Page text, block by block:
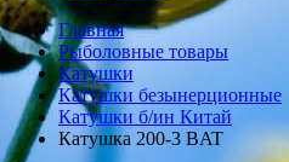
Главная
Рыболовные товары
Катушки
Катушки безынерционные
Катушки б/ин Китай
Катушка 200-3 BAT